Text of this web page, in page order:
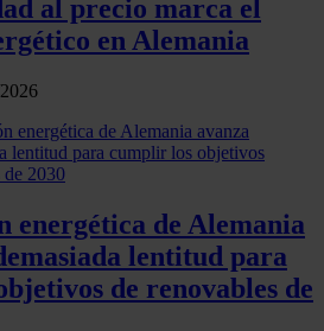
al precio marca el
en Alemania
energética de Alemania
lentitud para
de renovables de